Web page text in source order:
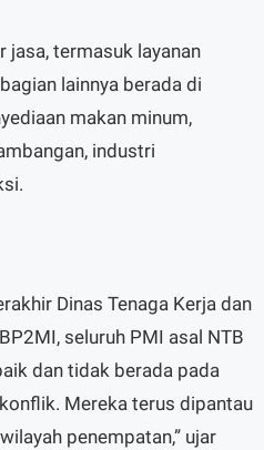
termasuk layanan
lainnya berada di
makan minum,
industri
Dinas Tenaga Kerja dan
seluruh PMI asal NTB
dan tidak berada pada
Mereka terus dipantau
penempatan,” ujar